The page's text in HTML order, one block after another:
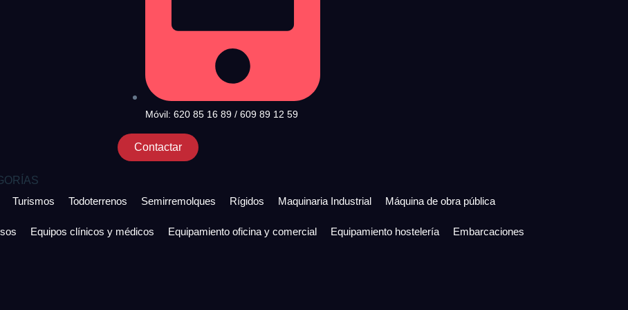
Móvil: 620 85 16 89 / 609 89 12 59
Contactar
Turismos Todoterrenos Semirremolques Rígidos Maquinaria Industrial Máquina de obra pública
Equipos clínicos y médicos Equipamiento oficina y comercial Equipamiento hostelería Embarcaciones